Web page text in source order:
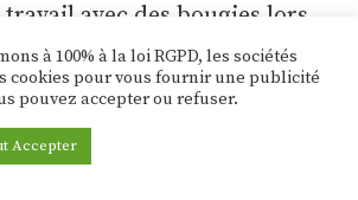
avec des bougies lors
parce que c’est notre
De manière méritée, cet
de leur célèbre rupture.
à 100% à la loi RGPD, les sociétés
cookies pour vous fournir une publicité
pouvez accepter ou refuser.
Accepter